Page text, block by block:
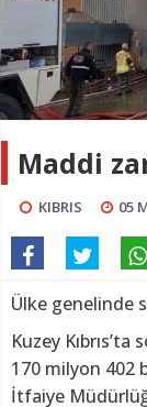
Maddi
KIBRIS 05
Ülke genelinde
Kuzey
170 milyon 402
İtfaiye